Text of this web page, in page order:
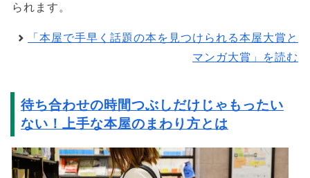
られます。
「本屋で手早く話題の本を見つけられる本屋大賞と
マンガ大賞」を読む
待ち合わせの時間つぶしだけじゃもったい
ない！上手な本屋のまわり方とは